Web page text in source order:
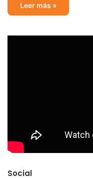
Leer más »
Social